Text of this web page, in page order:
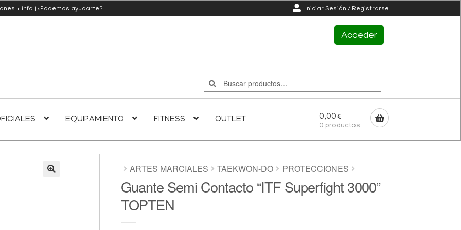
+ info |¿Podemos ayudarte? Iniciar Sesión / Registrarse
Acceder
Buscar
por:
Buscar
EQUIPAMIENTO FITNESS OUTLET 0,00€
0 productos
ARTES MARCIALES TAEKWON-DO PROTECCIONES
Guante Semi Contacto “ITF Superfight 3000”
TOPTEN